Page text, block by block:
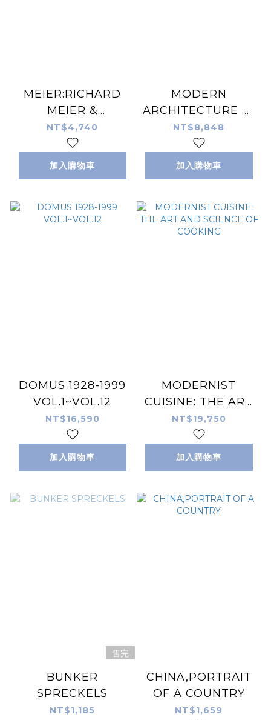
MEIER:RICHARD
MEIER &
PARTNERS
COMPLETE
WORKS 1963-2008
NT$4,740
加入購物車
MODERN
ARCHITECTURE A-
Z (一套二本)
NT$8,848
加入購物車
DOMUS 1928-1999
VOL.1~VOL.12
NT$16,590
加入購物車
MODERNIST
CUISINE: THE ART
AND SCIENCE OF
COOKING
NT$19,750
加入購物車
售完
BUNKER
SPRECKELS
NT$1,185
CHINA,PORTRAIT
OF A COUNTRY
NT$1,659